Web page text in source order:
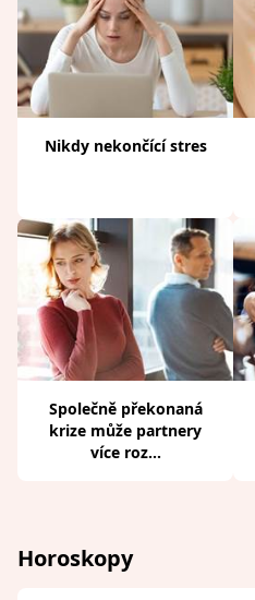
Nikdy nekončící stres
Společně překonaná
krize může partnery
více roz...
Horoskopy